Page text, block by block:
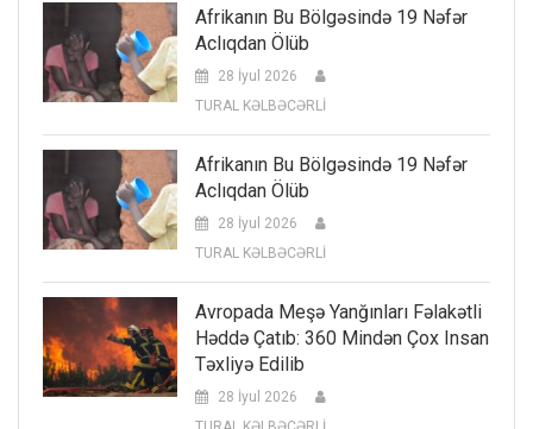
Afrikanın Bu Bölgəsində 19 Nəfər
Aclıqdan Ölüb
28 İyul 2026
TURAL KƏLBƏCƏRLİ
Afrikanın Bu Bölgəsində 19 Nəfər
Aclıqdan Ölüb
28 İyul 2026
TURAL KƏLBƏCƏRLİ
Avropada Meşə Yanğınları Fəlakətli
Həddə Çatıb: 360 Mindən Çox Insan
Təxliyə Edilib
28 İyul 2026